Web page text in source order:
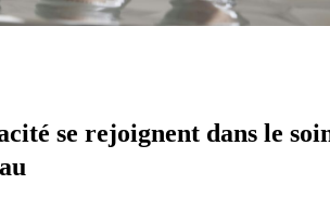
se rejoignent dans le